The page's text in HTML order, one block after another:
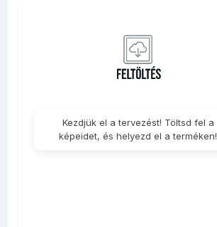
Kezdjük el a tervezést! Töltsd fel a
képeidet, és helyezd el a terméken!